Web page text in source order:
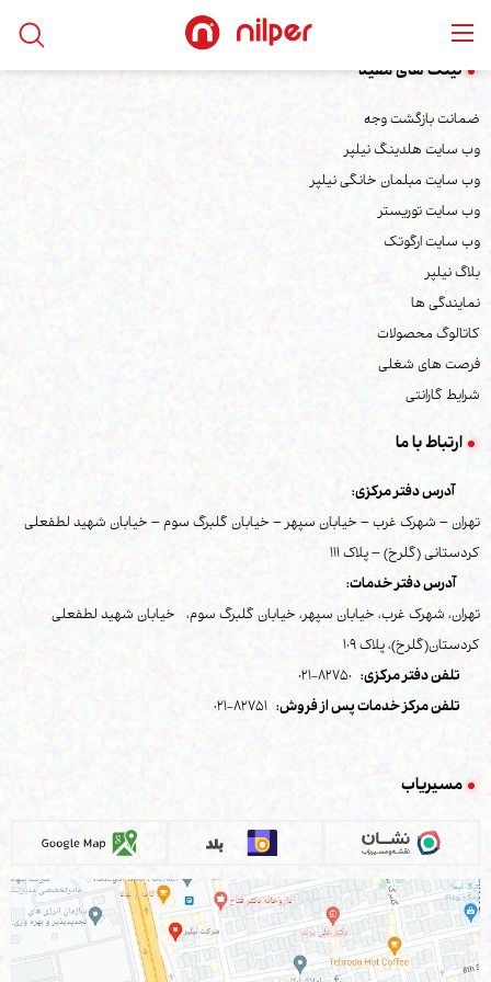
لینک های مفید
ضمانت بازگشت وجه
وب سایت هلدینگ نیلپر
وب سایت مبلمان خانگی نیلپر
وب سایت توریستر
وب سایت ارگوتک
بلاگ نیلپر
نمایندگی ها
کاتالوگ محصولات
فرصت های شغلی
شرایط گارانتی
ارتباط با ما
آدرس دفتر مرکزی:
تهران – شهرک غرب – خیابان سپهر – خیابان گلبرگ سوم – خیابان شهید لطفعلی
کردستانی (گلرخ) – پلاک 111
آدرس دفتر خدمات:
تهران، شهرک غرب، خیابان سپهر، خیابان گلبرگ سوم، خیابان شهید لطفعلی
کردستان(گلرخ)، پلاک 109
تلفن دفتر مرکزی: 82750-021
تلفن مرکز خدمات پس از فروش: 82751-021
مسیریاب